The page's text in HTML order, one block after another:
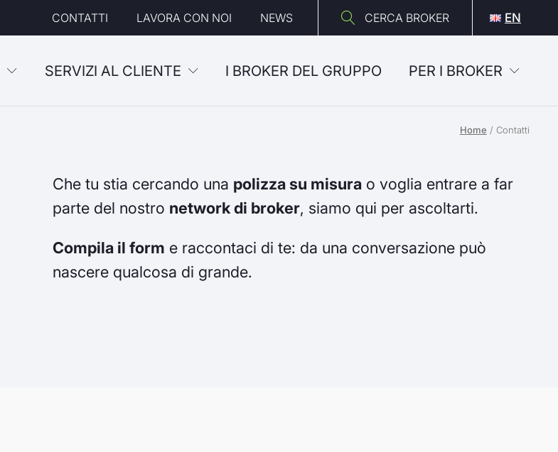
CONTATTI LAVORA CON NOI NEWS CERCA BROKER EN
SERVIZI AL CLIENTE I BROKER DEL GRUPPO PER I BROKER
Home / Contatti
Che tu stia cercando una polizza su misurao voglia entrare a far
parte del nostro network di broker, siamo qui per ascoltarti.
Compila il form e raccontaci di te: da una conversazione può
nascere qualcosa di grande.